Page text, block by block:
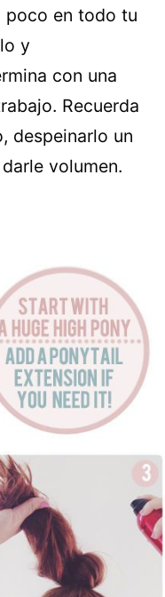
poco en todo tu
y
con una
Recuerda
despeinarlo un
volumen.